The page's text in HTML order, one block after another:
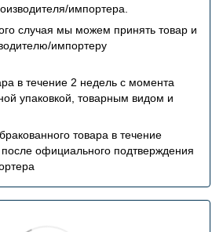
импортера.
случая мы можем принять товар и
импортеру
в течение 2 недель с момента
упаковкой, товарным видом и
товара в течение
после официального подтверждения